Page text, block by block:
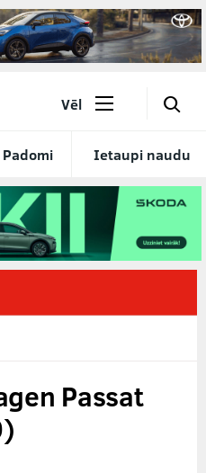
Padomi Ietaupi naudu
Vēl 🔎
Passat